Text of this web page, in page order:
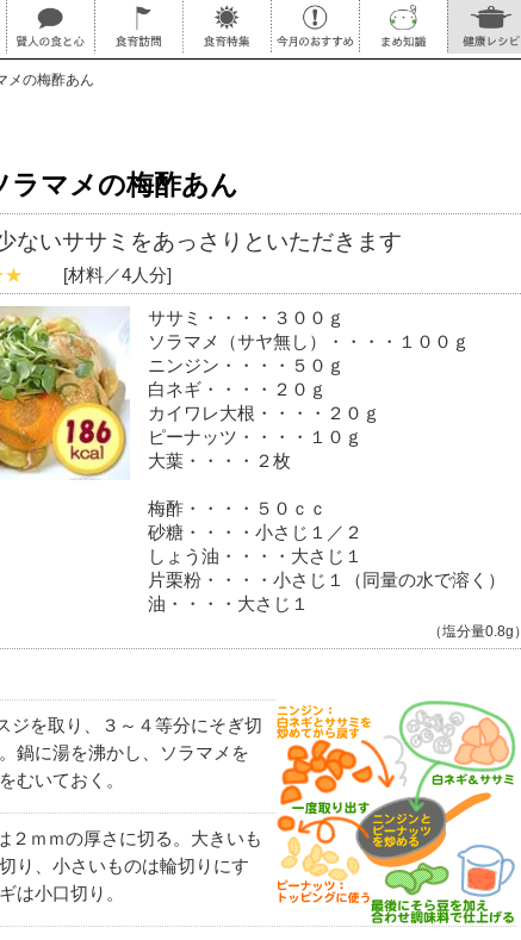
メの梅酢あん
ラマメの梅酢あん
ないササミをあっさりといただきます
[材料／4人分]
ササミ・・・・３００ｇ
ソラマメ（サヤ無し）・・・・１００ｇ
ニンジン・・・・５０ｇ
白ネギ・・・・２０ｇ
カイワレ大根・・・・２０ｇ
ピーナッツ・・・・１０ｇ
大葉・・・・２枚
梅酢・・・・５０ｃｃ
砂糖・・・・小さじ１／２
しょう油・・・・大さじ１
片栗粉・・・・小さじ１（同量の水で溶く）
油・・・・大さじ１
（塩分量0.8g）
ジを取り、３～４等分にそぎ切
鍋に湯を沸かし、ソラマメを
むいておく。
２ｍｍの厚さに切る。大きいも
り、小さいものは輪切りにす
は小口切り。